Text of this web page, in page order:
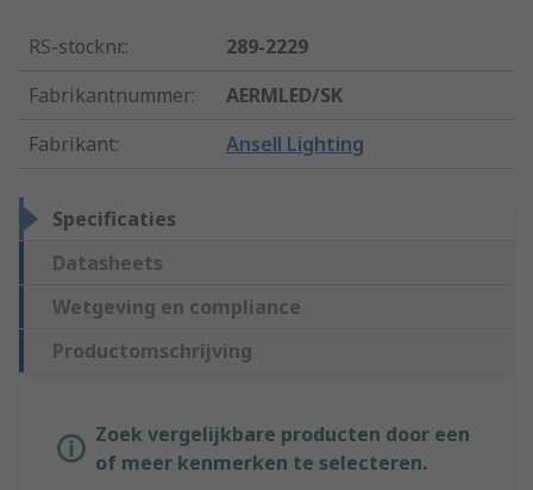
RS-stocknr.:
289-2229
Fabrikantnummer:
AERMLED/SK
Fabrikant: Ansell Lighting
Specificaties
Datasheets
Wetgeving en compliance
Productomschrijving
Zoek vergelijkbare producten door een
of meer kenmerken te selecteren.